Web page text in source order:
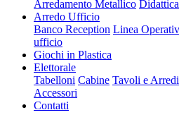
Arredamento Metallico
Arredo Ufficio
Banco Reception Linea
ufficio
Giochi in Plastica
Elettorale
Tabelloni Cabine Tavoli e
Accessori
Contatti